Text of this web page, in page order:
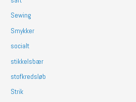
Sewing
Smykker
socialt
stikkelsbær
stofkredsløb
Strik